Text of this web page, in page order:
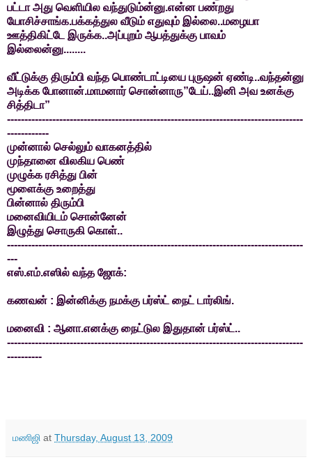
பட்டா அது வெளியில வந்துடும்ன்னு.என்ன பண்றது
யோசிச்சாங்க.பக்கத்துல வீடும் எதுவும் இல்லை..மழையா
ஊத்திகிட்டே இருக்க..அப்புறம் ஆபத்துக்கு பாவம்
இல்லைன்னு........
வீட்டுக்கு திரும்பி வந்த பொண்டாட்டியை புருஷன் ஏண்டி..வந்தன்னு
அடிக்க போனான்.மாமனார் சொன்னாரு”டேய்..இனி அவ உனக்கு
சித்திடா”
-------------------------------------------------------------------------------------
------------
முன்னால் செல்லும் வாகனத்தில்
முந்தானை விலகிய பெண்
முழுக்க ரசித்து பின்
மூளைக்கு உறைத்து
பின்னால் திரும்பி
மனைவியிடம் சொன்னேன்
இழுத்து சொருகி கொள்..
-------------------------------------------------------------------------------------
---
எஸ்.எம்.எஸில் வந்த ஜோக்:
கணவன் : இன்னிக்கு நமக்கு பர்ஸ்ட் நைட் டார்லிங்.
மனைவி : ஆனா.எனக்கு நைட்டுல இதுதான் பர்ஸ்ட்..
-------------------------------------------------------------------------------------
----------
மணிஜி at Thursday, August 13, 2009